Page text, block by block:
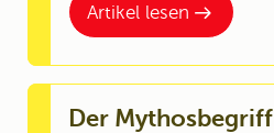
Artikel lesen
Der Mythosbegriff